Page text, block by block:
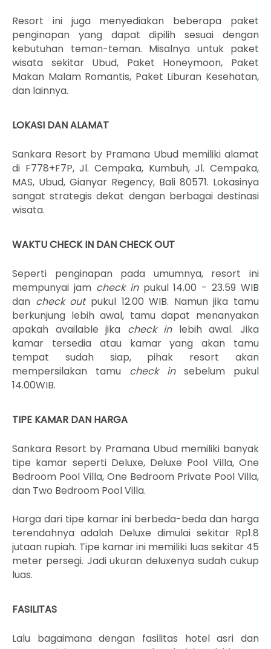
Resort ini juga menyediakan beberapa paket
penginapan yang dapat dipilih sesuai dengan
kebutuhan teman-teman. Misalnya untuk paket
wisata sekitar Ubud, Paket Honeymoon, Paket
Makan Malam Romantis, Paket Liburan Kesehatan,
dan lainnya.
LOKASI DAN ALAMAT
Sankara Resort by Pramana Ubud memiliki alamat
di F778+F7P, Jl. Cempaka, Kumbuh, Jl. Cempaka,
MAS, Ubud, Gianyar Regency, Bali 80571. Lokasinya
sangat strategis dekat dengan berbagai destinasi
wisata.
WAKTU CHECK IN DAN CHECK OUT
Seperti penginapan pada umumnya, resort ini
mempunyai jam check inpukul 14.00 - 23.59 WIB
dan check out pukul 12.00 WIB. Namun jika tamu
berkunjung lebih awal, tamu dapat menanyakan
apakah available jika check inlebih awal. Jika
kamar tersedia atau kamar yang akan tamu
tempat sudah siap, pihak resort akan
mempersilakan tamu check insebelum pukul
14.00WIB.
TIPE KAMAR DAN HARGA
Sankara Resort by Pramana Ubud memiliki banyak
tipe kamar seperti Deluxe, Deluxe Pool Villa, One
Bedroom Pool Villa, One Bedroom Private Pool Villa,
dan Two Bedroom Pool Villa.
Harga dari tipe kamar ini berbeda-beda dan harga
terendahnya adalah Deluxe dimulai sekitar Rp1.8
jutaan rupiah. Tipe kamar ini memiliki luas sekitar 45
meter persegi. Jadi ukuran deluxenya sudah cukup
luas.
FASILITAS
Lalu bagaimana dengan fasilitas hotel asri dan